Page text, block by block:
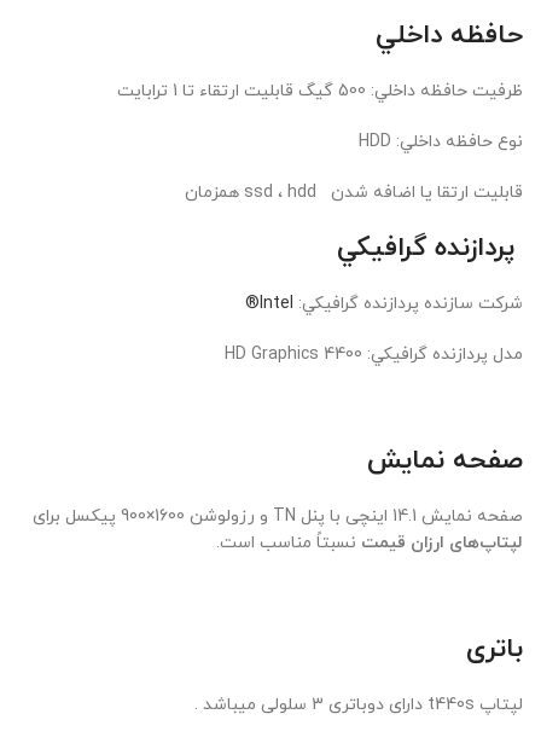
حافظه داخلي
ظرفيت حافظه داخلي: 500 گیگ قابلیت ارتقاء تا 1 ترابایت
نوع حافظه داخلي: HDD
قابلیت ارتقا یا اضافه شدن ssd ، hdd همزمان
پردازنده گرافيکي
شرکت سازنده پردازنده گرافيکي:
مدل پردازنده گرافيکي: HD Graphics 4400
صفحه نمایش
صفحه نمایش 14.1 اینچی با پنل TN و رزولوشن 1600×900 پیکسل برای
لپتاپ‌های ارزان قیمت نسبتاً مناسب است.
باتری
لپتاپ t440s دارای دوباتری 3 سلولی میباشد .